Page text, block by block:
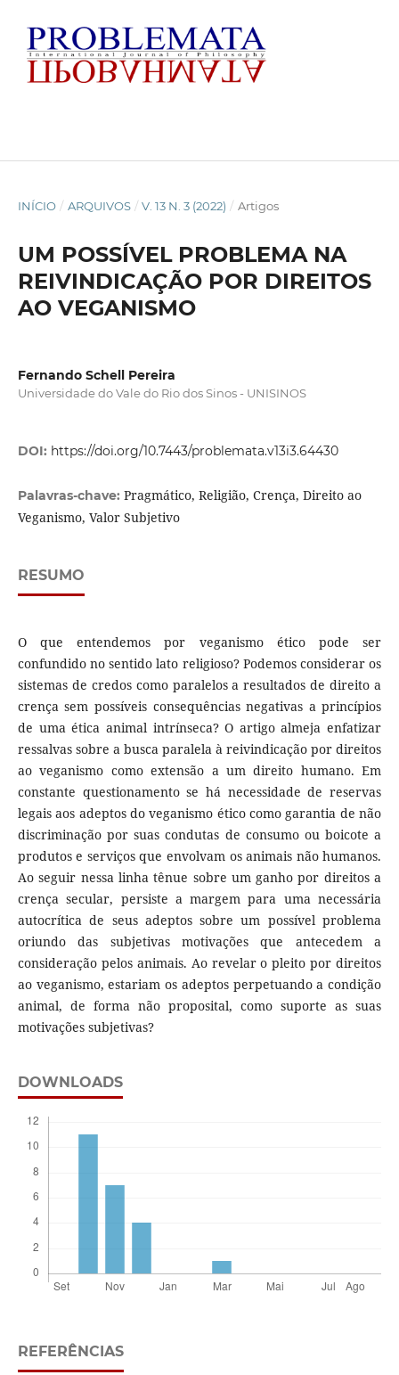
INÍCIO / ARQUIVOS / V. 13 N. 3 (2022) / Artigos
UM POSSÍVEL PROBLEMA NA
REIVINDICAÇÃO POR DIREITOS
AO VEGANISMO
Fernando Schell Pereira
Universidade do Vale do Rio dos Sinos - UNISINOS
DOI: https://doi.org/10.7443/problemata.v13i3.64430
Palavras-chave: Pragmático, Religião, Crença, Direito ao
Veganismo, Valor Subjetivo
RESUMO
O que entendemos por veganismo ético pode ser
confundido no sentido lato religioso? Podemos considerar os
sistemas de credos como paralelos a resultados de direito a
crença sem possíveis consequências negativas a princípios
de uma ética animal intrínseca? O artigo almeja enfatizar
ressalvas sobre a busca paralela à reivindicação por direitos
ao veganismo como extensão a um direito humano. Em
constante questionamento se há necessidade de reservas
legais aos adeptos do veganismo ético como garantia de não
discriminação por suas condutas de consumo ou boicote a
produtos e serviços que envolvam os animais não humanos.
Ao seguir nessa linha tênue sobre um ganho por direitos a
crença secular, persiste a margem para uma necessária
autocrítica de seus adeptos sobre um possível problema
oriundo das subjetivas motivações que antecedem a
consideração pelos animais. Ao revelar o pleito por direitos
ao veganismo, estariam os adeptos perpetuando a condição
animal, de forma não proposital, como suporte as suas
motivações subjetivas?
DOWNLOADS
REFERÊNCIAS